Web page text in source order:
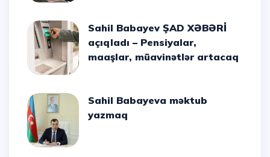
Sahil Babayev ŞAD XƏBƏRİ
açıqladı – Pensiyalar,
maaşlar, müavinətlər artacaq
Sahil Babayeva məktub
yazmaq